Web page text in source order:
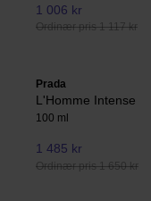
1 006 kr
Ordinær pris 1 117 kr
Prada
L'Homme Intense
100 ml
1 485 kr
Ordinær pris 1 650 kr